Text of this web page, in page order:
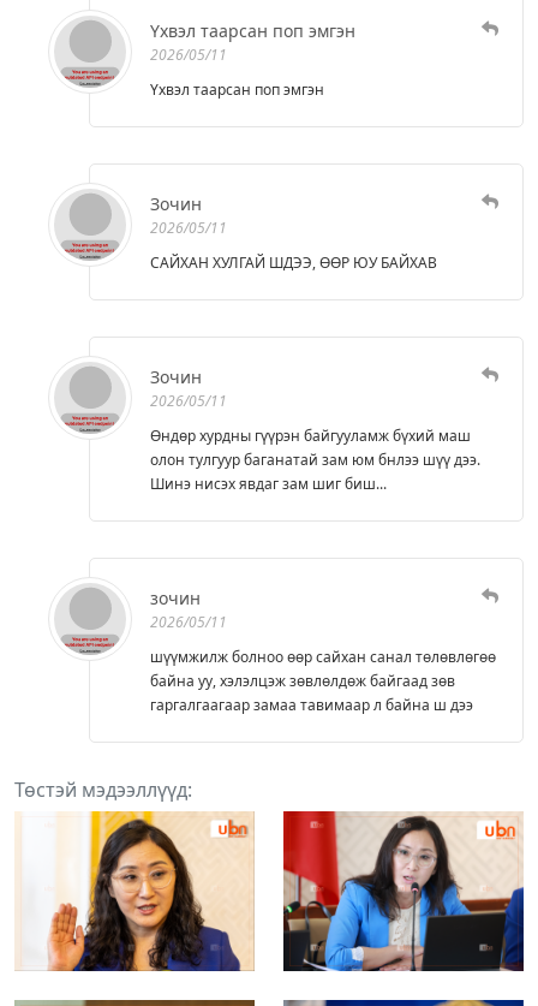
Үхвэл таарсан поп эмгэн
2026/05/11
Үхвэл таарсан поп эмгэн
Зочин
2026/05/11
САЙХАН ХУЛГАЙ ШДЭЭ, ӨӨР ЮУ БАЙХАВ
Зочин
2026/05/11
Өндөр хурдны гүүрэн байгууламж бүхий маш
олон тулгуур баганатай зам юм бнлээ шүү дээ.
Шинэ нисэх явдаг зам шиг биш...
зочин
2026/05/11
шүүмжилж болноо өөр сайхан санал төлөвлөгөө
байна уу, хэлэлцэж зөвлөлдөж байгаад зөв
гаргалгаагаар замаа тавимаар л байна ш дээ
Төстэй мэдээллүүд: